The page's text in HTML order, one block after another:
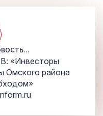
«Инвесторы
Омского района